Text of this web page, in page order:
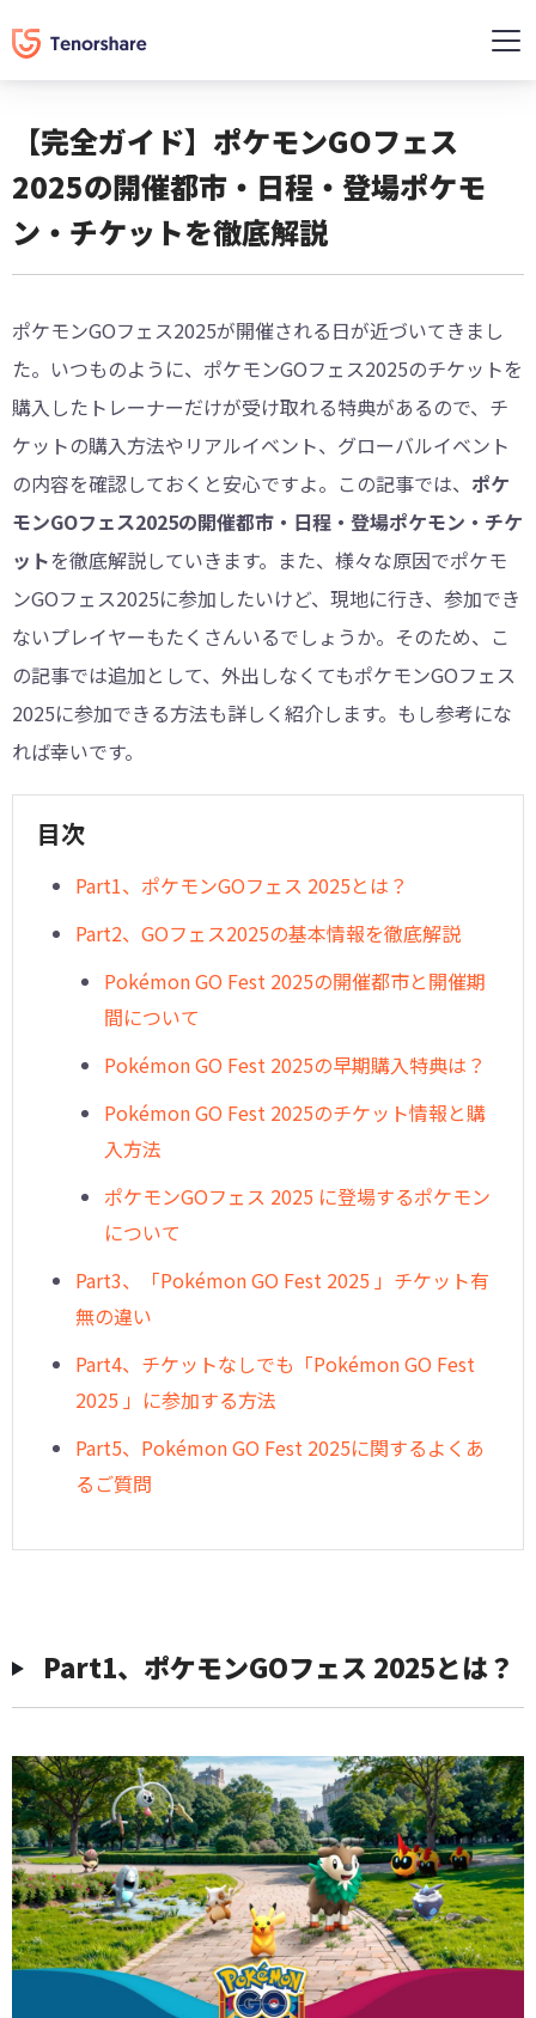
【完全ガイド】ポケモンGOフェス
2025の開催都市・日程・登場ポケモ
ン・チケットを徹底解説
ポケモンGOフェス2025が開催される日が近づいてきまし
た。いつものように、ポケモンGOフェス2025のチケットを
購入したトレーナーだけが受け取れる特典があるので、チ
ケットの購入方法やリアルイベント、グローバルイベント
の内容を確認しておくと安心ですよ。この記事では、 ポケ
モンGOフェス2025の開催都市・日程・登場ポケモン・チケ
ットを徹底解説していきます。また、様々な原因でポケモ
ンGOフェス2025に参加したいけど、現地に行き、参加でき
ないプレイヤーもたくさんいるでしょうか。そのため、こ
の記事では追加として、外出しなくてもポケモンGOフェス
2025に参加できる方法も詳しく紹介します。もし参考にな
れば幸いです。
目次
Part1、ポケモンGOフェス 2025とは？
Part2、GOフェス2025の基本情報を徹底解説
Pokémon GO Fest 2025の開催都市と開催期
間について
Pokémon GO Fest 2025の早期購入特典は？
Pokémon GO Fest 2025のチケット情報と購
入方法
ポケモンGOフェス 2025 に登場するポケモン
について
Part3、「Pokémon GO Fest 2025 」チケット有
無の違い
Part4、チケットなしでも「Pokémon GO Fest
2025 」に参加する方法
Part5、Pokémon GO Fest 2025に関するよくあ
るご質問
Part1、ポケモンGOフェス 2025とは？